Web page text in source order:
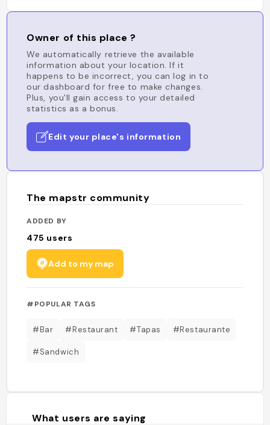
Owner of this place ?
We automatically retrieve the available
information about your location. If it
happens to be incorrect, you can log in to
our dashboard for free to make changes.
Plus, you'll gain access to your detailed
statistics as a bonus.
Edit your place's information
The mapstr community
ADDED BY
475 users
Add to my map
#POPULAR TAGS
#Bar #Restaurant #Tapas #Restaurante
#Sandwich
What users are saying